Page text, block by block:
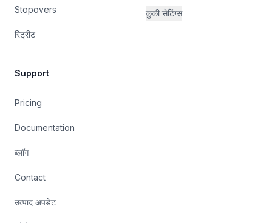
Stopovers
रिट्रीट
Support
Pricing
Documentation
ब्लॉग
Contact
उत्पाद अपडेट
कुकी सेटिंग्स